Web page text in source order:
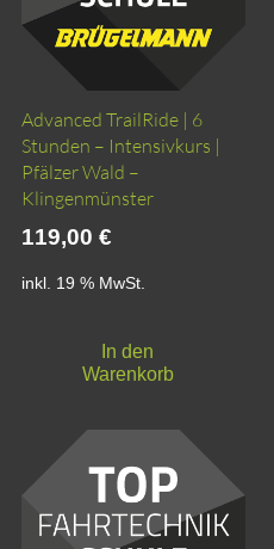
Produktseite
werden
Advanced TrailRide | 6
Stunden – Intensivkurs |
Pfälzer Wald –
Klingenmünster
119,00 €
inkl. 19 % MwSt.
In den
Warenkorb